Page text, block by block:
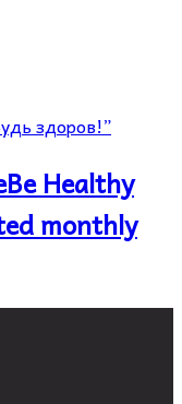
здоров!”
Be Healthy
monthly